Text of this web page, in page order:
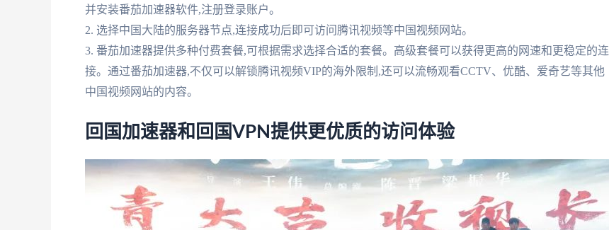
并安装番茄加速器软件,注册登录账户。
2. 选择中国大陆的服务器节点,连接成功后即可访问腾讯视频等中国视频网站。
3. 番茄加速器提供多种付费套餐,可根据需求选择合适的套餐。高级套餐可以获得更高的网速和更稳定的连
接。通过番茄加速器,不仅可以解锁腾讯视频VIP的海外限制,还可以流畅观看CCTV、优酷、爱奇艺等其他
中国视频网站的内容。
回国加速器和回国VPN提供更优质的访问体验